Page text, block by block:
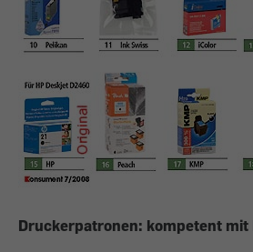
Druckerpatronen: kompetent mit